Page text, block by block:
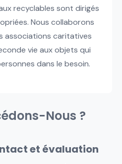
recyclables sont dirigés
Nous collaborons
associations caritatives
vie aux objets qui
dans le besoin.
Nous ?
et évaluation